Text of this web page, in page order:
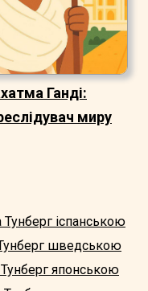
Ганді:
миру
Тунберг іспанською
шведською
Тунберг японською